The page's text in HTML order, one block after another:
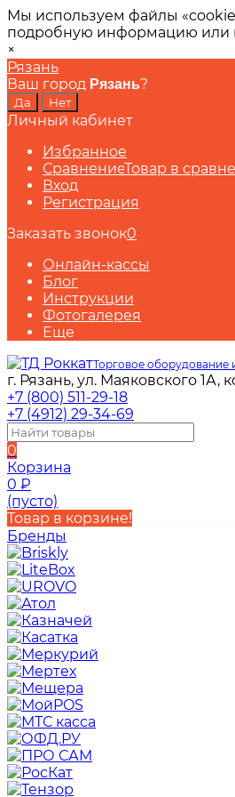
Мы используем файлы
подробную информацию или
×
Рязань
Ваш город Рязань?
Личный кабинет
Избранное
СравнениеТовар в
Вход
Регистрация
Заказать звонок0
Онлайн-кассы
Блог
Инструкции
Фотогалерея
Еще
Торговое оборудование
г. Рязань, ул. Маяковского 1А,
+7 (800) 511-29-18
+7 (4912) 29-34-69
0
Корзина
0 ₽
(пусто)
Товар в корзине!
Бренды